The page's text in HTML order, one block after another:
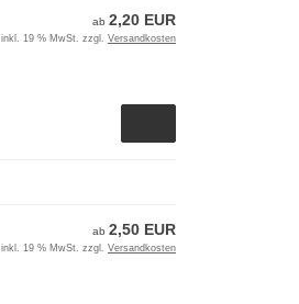
ab 2,20 EUR
inkl. 19 % MwSt. zzgl. Versandkosten
ab 2,50 EUR
inkl. 19 % MwSt. zzgl. Versandkosten